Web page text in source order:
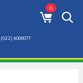
0
(022) 6000077